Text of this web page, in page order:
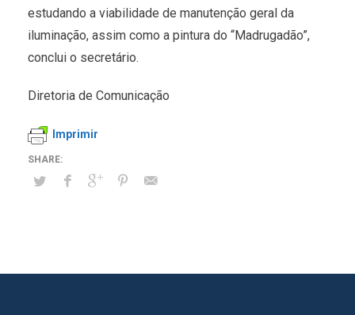
estudando a viabilidade de manutenção geral da
iluminação, assim como a pintura do “Madrugadão”,
conclui o secretário.
Diretoria de Comunicação
Imprimir